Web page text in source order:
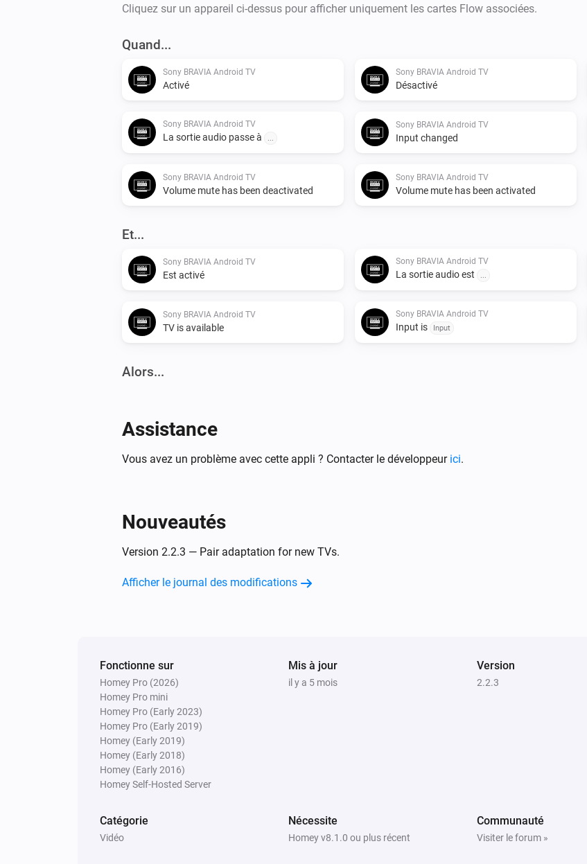
Cliquez sur un appareil ci-dessus pour afficher uniquement les cartes Flow associées.
Quand...
Sony BRAVIA Android TV
Activé
Sony BRAVIA Android TV
Désactivé
Sony BRAVIA Android TV
La sortie audio passe à ...
Sony BRAVIA Android TV
Input changed
Sony BRAVIA Android TV
Volume mute has been deactivated
Sony BRAVIA Android TV
Volume mute has been activated
Et...
Sony BRAVIA Android TV
Est activé
Sony BRAVIA Android TV
La sortie audio est ...
Sony BRAVIA Android TV
TV is available
Sony BRAVIA Android TV
Input is Input
Alors...
Une chaîne vers le haut Une châine vers le bas
Baisser le son
Sony BRAVIA Android TV
Sony BRAVIA Android TV Sony BRAVIA Android TV
Sony BRAVIA Android TV
Turn screen on.
Assistance
Vous avez un problème avec cette appli ? Contacter le développeur ici.
Nouveautés
Version 2.2.3 — Pair adaptation for new TVs.
Afficher le journal des modifications
Fonctionne sur
Homey Pro (2026)
Homey Pro mini
Homey Pro (Early 2023)
Homey Pro (Early 2019)
Homey (Early 2019)
Homey (Early 2018)
Homey (Early 2016)
Homey Self-Hosted Server
Mis à jour
il y a 5 mois
Version
2.2.3
Catégorie
Vidéo
Nécessite
Homey v8.1.0 ou plus récent
Communauté
Visiter le forum »